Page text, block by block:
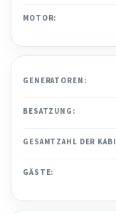
MOTOR:
GENERATOREN:
BESATZUNG:
GESAMTZAHL DER
GÄSTE: